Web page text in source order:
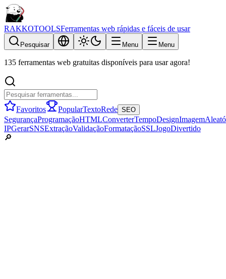
RAKKOTOOLSFerramentas web rápidas e fáceis de usar
Pesquisar Menu Menu
135 ferramentas web gratuitas disponíveis para usar agora!
Favoritos PopularTextoRede SEO
SegurançaProgramaçãoHTMLConverterTempoDesignImagem
IPGerarSNSExtraçãoValidaçãoFormataçãoSSLJogoDivertido
🔎